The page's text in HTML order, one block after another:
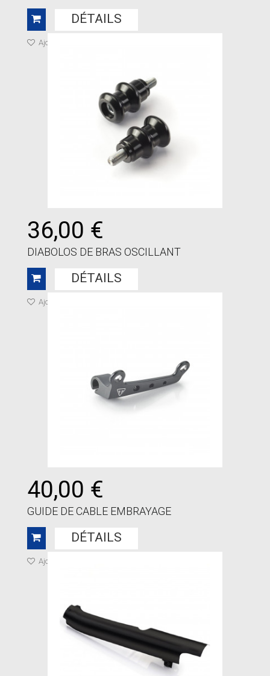
DÉTAILS
Ajouter à ma liste de cadeaux
36,00 €
DIABOLOS DE BRAS OSCILLANT
DÉTAILS
Ajouter à ma liste de cadeaux
40,00 €
GUIDE DE CABLE EMBRAYAGE
DÉTAILS
Ajouter à ma liste de cadeaux